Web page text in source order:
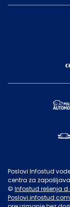
Poslovi Infostud
centra za
© Infostud rešenja
Poslovi.infostud.com